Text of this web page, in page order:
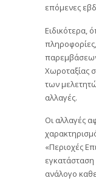
επόμενες
Ειδικότερα,
Χωροταξίας
των
αλλαγές.
Οι αλλαγές
«Περιοχές
ανάλογο